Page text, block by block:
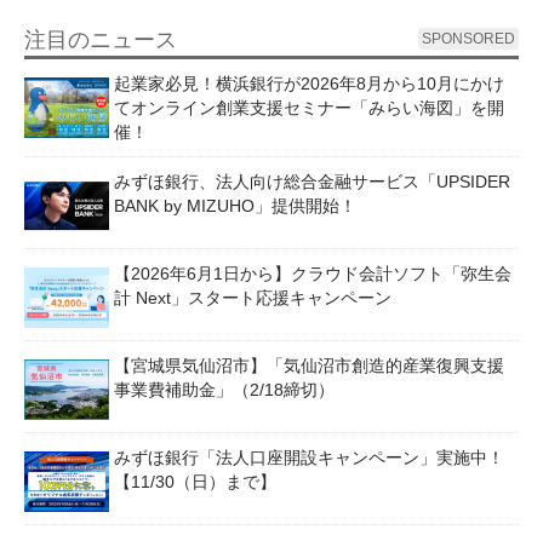
注目のニュース SPONSORED
起業家必見！横浜銀行が2026年8月から10月にかけ
てオンライン創業支援セミナー「みらい海図」を開
催！
みずほ銀行、法人向け総合金融サービス「UPSIDER
BANK by MIZUHO」提供開始！
【2026年6月1日から】クラウド会計ソフト「弥生会
計 Next」スタート応援キャンペーン
【宮城県気仙沼市】「気仙沼市創造的産業復興支援
事業費補助金」（2/18締切）
みずほ銀行「法人口座開設キャンペーン」実施中！
【11/30（日）まで】